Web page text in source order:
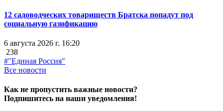
12 садоводческих товариществ Братска попадут под
социальную газификацию
6 августа 2026 г. 16:20
238
#"Единая Россия"
Все новости
Как не пропустить важные новости?
Подпишитесь на наши уведомления!